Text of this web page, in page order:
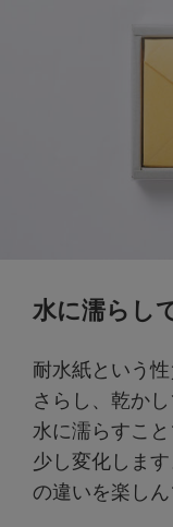
水に濡らし
耐水紙という
さらし、乾か
水に濡らすこ
少し変化しま
の違いを楽し